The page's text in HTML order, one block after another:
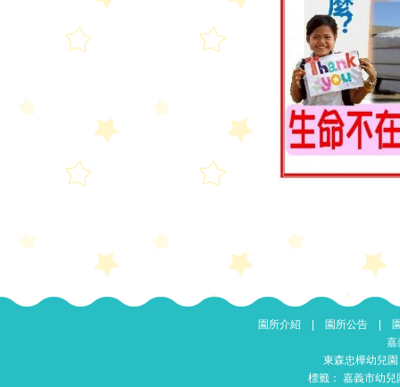
園所介紹 園所公告
嘉
東森忠樺幼兒
標籤： 嘉義市幼兒